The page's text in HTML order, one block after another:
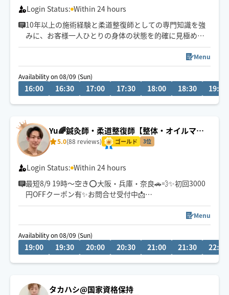
Login Status: Within 24 hours
10年以上の施術経験と柔道整復師としての専門知識を強
みに、お客様一人ひとりの身体の状態を的確に見極めた
施術を提供しています。整形外科や接骨院で培った臨床
経験を活かし、特に筋肉の状態や原因を捉えたポイント
押しを得意としています。身体の変化を実感していただ
ける施術を心がけ、信頼を気築いてきました。
Menu
Availability on 08/09 (Sun)
16:00 16:30 17:00 17:30 18:00 18:30 19:00
Yu🌈鍼灸師・柔道整復師【整体・オイルマッ
サージ・フット】
5.0(88 reviews) ゴールド 3位
Login Status: Within 24 hours
最短8/9 19時〜空き⭕️大阪・兵庫・奈良🚗💨✨初回3000
円OFFクーポン有✨お問合せ受付中📩
チャットからもお気軽にお声掛けください。施術中は遅
くなる場合ございますが、必ず返信致します💬
医学知識を基にお一人お一人丁寧に施術させて頂きま
Menu
Availability on 08/09 (Sun)
19:00 19:30 20:00 20:30 21:00 21:30 22:00
タカハシ@国家資格保持